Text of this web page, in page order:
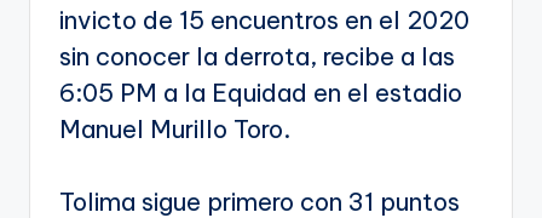
invicto de 15 encuentros en el 2020
sin conocer la derrota, recibe a las
6:05 PM a la Equidad en el estadio
Manuel Murillo Toro.
Tolima sigue primero con 31 puntos